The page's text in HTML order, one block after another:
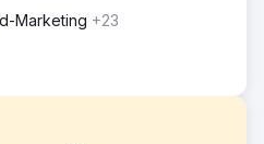
Marketing +23